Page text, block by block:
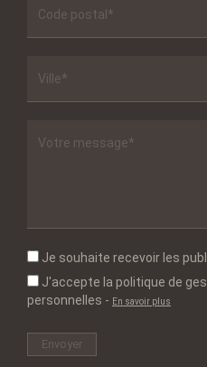
Je souhaite recevoir les
J'accepte la politique de
personnelles - En savoir plus